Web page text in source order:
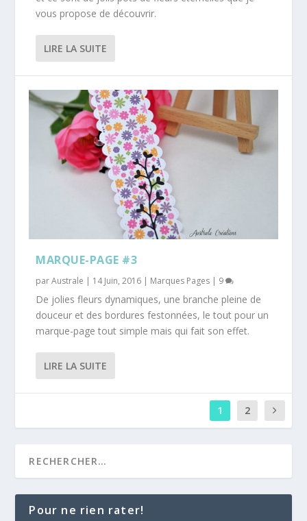
vous propose de découvrir.
LIRE LA SUITE
MARQUE-PAGE #3
parAustrale | 14 Juin, 2016 | Marques Pages | 9
De jolies fleurs dynamiques, une branche pleine de
douceur et des bordures festonnées, le tout pour un
marque-page tout simple mais qui fait son effet.
LIRE LA SUITE
1 2
Pour ne rien rater!